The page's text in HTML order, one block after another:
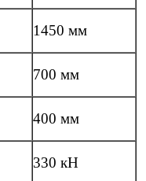
1450 мм
700 мм
400 мм
330 кН